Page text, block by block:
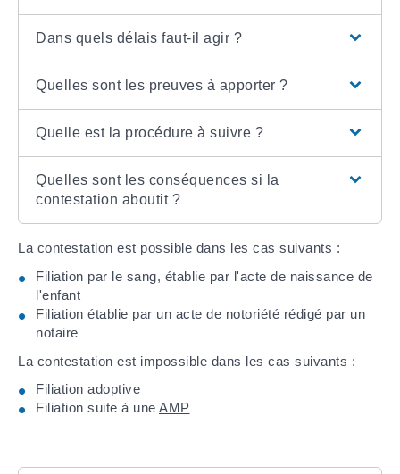
Dans quels délais faut-il agir ?
Quelles sont les preuves à apporter ?
Quelle est la procédure à suivre ?
Quelles sont les conséquences si la
contestation aboutit ?
La contestation est possible dans les cas suivants :
Filiation par le sang, établie par l'acte de naissance de
l'enfant
Filiation établie par un acte de notoriété rédigé par un
notaire
La contestation est impossible dans les cas suivants :
Filiation adoptive
Filiation suite à une AMP